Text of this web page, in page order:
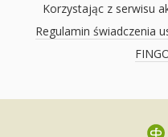
Korzystając z serwisu
Regulamin świadczenia